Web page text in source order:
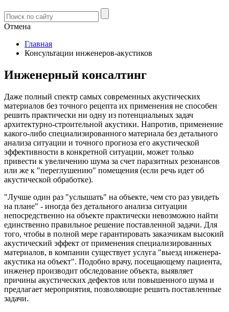
Отмена
Главная
Консультации инженеров-акустиков
Инженерный консалтинг
Даже полный спектр самых современных акустических
материалов без точного рецепта их применения не способен
решить практически ни одну из потенциальных задач
архитектурно-строительной акустики. Напротив, применение
какого-либо специализированного материала без детального
анализа ситуации и точного прогноза его акустической
эффективности в конкретной ситуации, может только
привести к увеличению шума за счет паразитных резонансов
или же к "переглушению" помещения (если речь идет об
акустической обработке).
"Лучше один раз "услышать" на объекте, чем сто раз увидеть
на плане" - иногда без детального анализа ситуации
непосредственно на объекте практически невозможно найти
единственно правильное решение поставленной задачи. Для
того, чтобы в полной мере гарантировать заказчикам высокий
акустический эффект от применения специализированных
материалов, в компании существует услуга "выезд инженера-
акустика на объект". Подобно врачу, посещающему пациента,
инженер производит обследование объекта, выявляет
причины акустических дефектов или повышенного шума и
предлагает мероприятия, позволяющие решить поставленные
задачи.